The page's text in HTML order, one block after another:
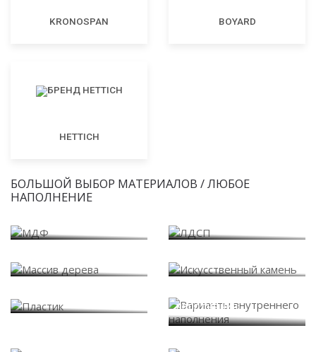
KRONOSPAN BOYARD
HETTICH
БОЛЬШОЙ ВЫБОР МАТЕРИАЛОВ / ЛЮБОЕ
НАПОЛНЕНИЕ
наполнения